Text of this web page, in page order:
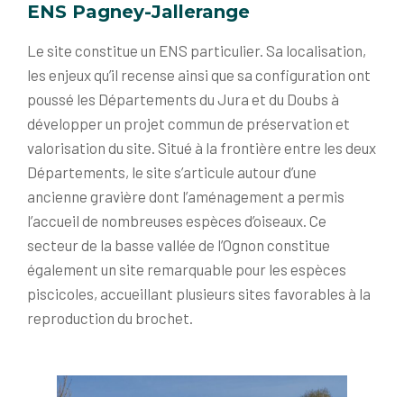
ENS Pagney-Jallerange
Le site constitue un ENS particulier. Sa localisation,
les enjeux qu’il recense ainsi que sa configuration ont
poussé les Départements du Jura et du Doubs à
développer un projet commun de préservation et
valorisation du site. Situé à la frontière entre les deux
Départements, le site s’articule autour d’une
ancienne gravière dont l’aménagement a permis
l’accueil de nombreuses espèces d’oiseaux. Ce
secteur de la basse vallée de l’Ognon constitue
également un site remarquable pour les espèces
piscicoles, accueillant plusieurs sites favorables à la
reproduction du brochet.